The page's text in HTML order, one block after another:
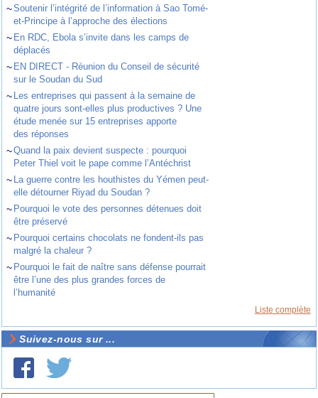
~Soutenir l’intégrité de l’information à Sao Tomé-
et-Principe à l’approche des élections
~ En RDC, Ebola s’invite dans les camps de
déplacés
~ EN DIRECT - Réunion du Conseil de sécurité
sur le Soudan du Sud
~ Les entreprises qui passent à la semaine de
quatre jours sont-elles plus productives ? Une
étude menée sur 15 entreprises apporte
des réponses
~Quand la paix devient suspecte : pourquoi
Peter Thiel voit le pape comme l’Antéchrist
~ La guerre contre les houthistes du Yémen peut-
elle détourner Riyad du Soudan ?
~ Pourquoi le vote des personnes détenues doit
être préservé
~ Pourquoi certains chocolats ne fondent-ils pas
malgré la chaleur ?
~ Pourquoi le fait de naître sans défense pourrait
être l’une des plus grandes forces de
l’humanité
Liste complète
Suivez-nous sur ...